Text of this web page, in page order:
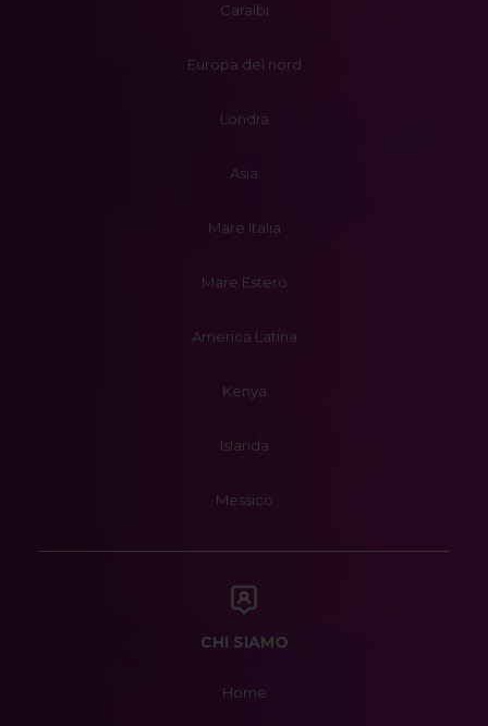
Caraibi
Europa del nord
Londra
Asia
Mare Italia
Mare Estero
America Latina
Kenya
Islanda
Messico
CHI SIAMO
Home